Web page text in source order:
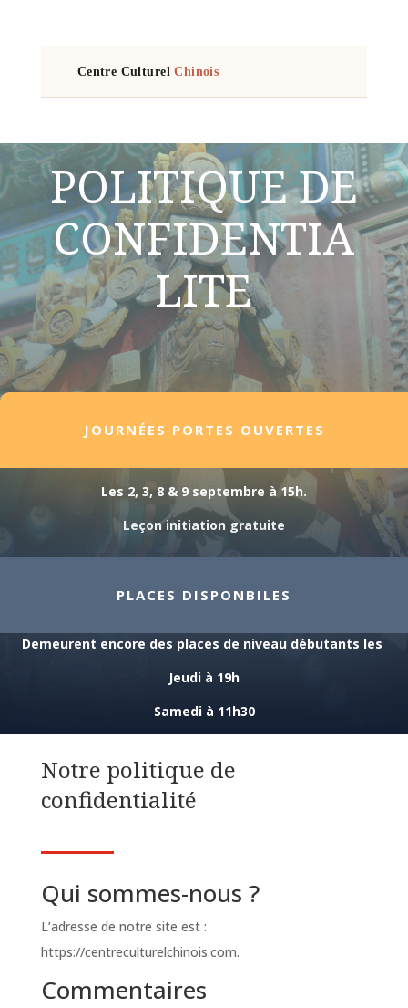
Centre CulturelChinois
POLITIQUE DE
CONFIDENTIA
LITE
JOURNÉES PORTES OUVERTES
Les 2, 3, 8 & 9 septembre à 15h.
Leçon initiation gratuite
PLACES DISPONBILES
Demeurent encore des places de niveau débutants les
Jeudi à 19h
Samedi à 11h30
Notre politique de
confidentialité
Qui sommes-nous ?
L’adresse de notre site est :
https://centreculturelchinois.com.
Commentaires